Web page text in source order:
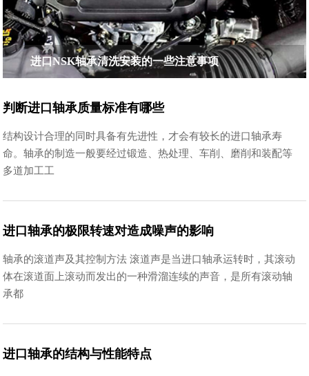
进口NSK轴承清洗安装的一些注意事项
判断进口轴承质量标准有哪些
结构设计合理的同时具备有先进性，才会有较长的进口轴承寿
命。轴承的制造一般要经过锻造、热处理、车削、磨削和装配等
多道加工工
进口轴承的极限转速对造成噪声的影响
轴承的滚道声及其控制方法 滚道声是当进口轴承运转时，其滚动
体在滚道面上滚动而发出的一种滑溜连续的声音，是所有滚动轴
承都
进口轴承的结构与性能特点